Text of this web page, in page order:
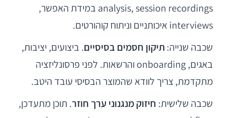
analysis, session recordings במידת האפשר,
interviews איכותניים וניתוח קוהורטים.
שכבה שנייה:תיקון חסמים בסיסיים. ביצועים, יציבות,
באגים, onboarding והרשאות. לפני פרסונליזציה
מתקדמת, צריך לוודא שהמוצר הבסיסי עובד היטב.
שכבה שלישית: חיזוק מנגנוני ערך חוזר. תוכן מתעדכן,